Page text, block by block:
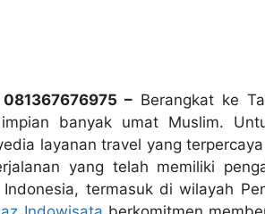
– Berangkat ke
banyak umat Muslim.
layanan travel yang
yang telah memiliki
termasuk di wilayah